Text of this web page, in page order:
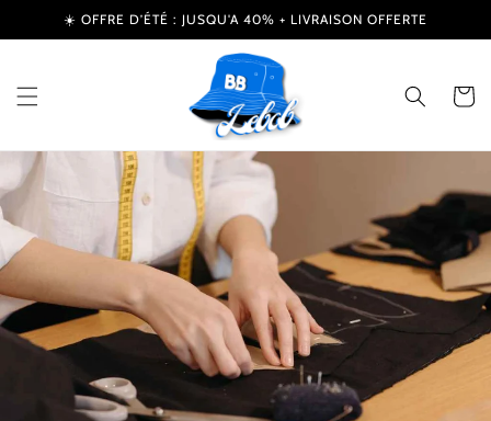
passer
au
☀️ OFFRE D’ÉTÉ : JUSQU'A 40% + LIVRAISON OFFERTE
Panier